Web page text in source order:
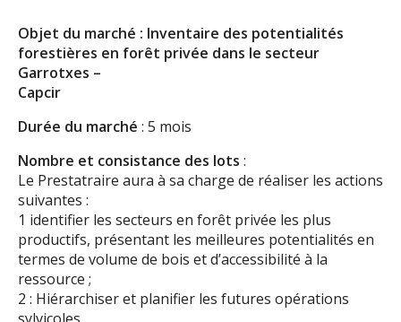
Objet du marché : Inventaire des potentialités
forestières en forêt privée dans le secteur
Garrotxes –
Capcir
Durée du marché : 5 mois
Nombre et consistance des lots :
Le Prestatraire aura à sa charge de réaliser les actions
suivantes :
1 identifier les secteurs en forêt privée les plus
productifs, présentant les meilleures potentialités en
termes de volume de bois et d’accessibilité à la
ressource ;
2 : Hiérarchiser et planifier les futures opérations